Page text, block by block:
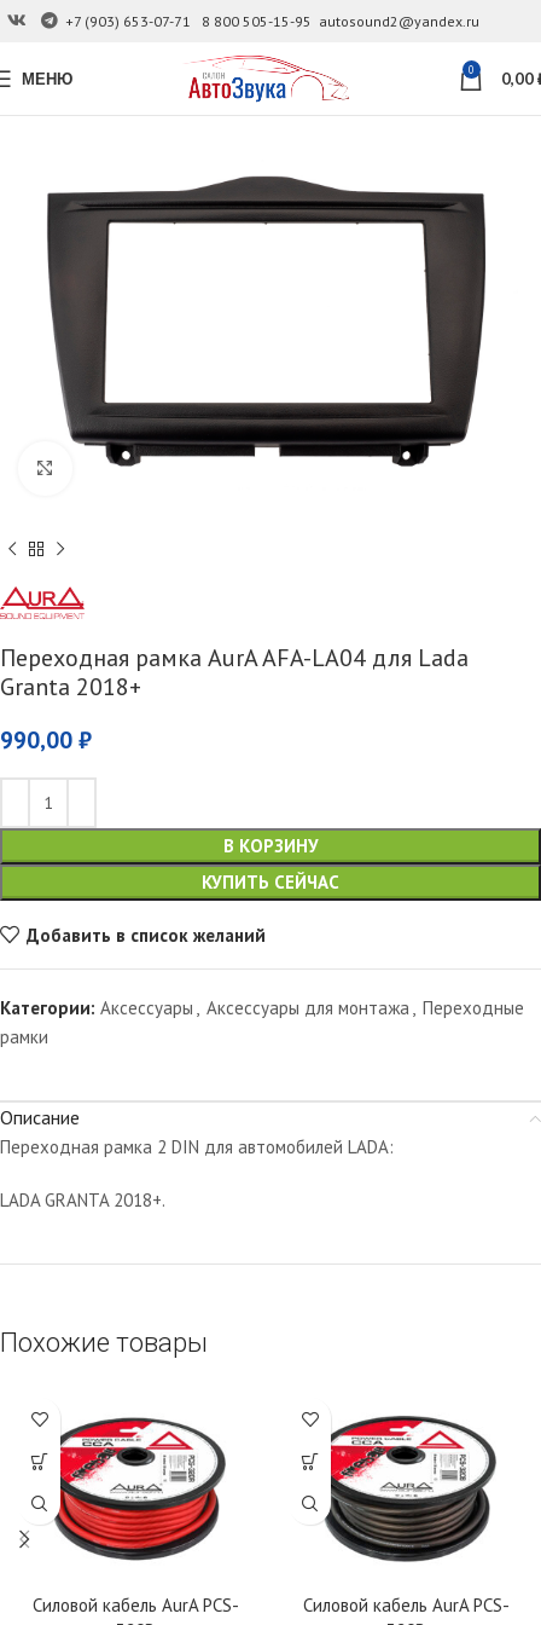
+7 (903) 653-07-71 8 800 505-15-95 autosound2@yandex.ru
МЕНЮ 0 0,00
Увеличить
Переходная рамка AurA AFA-LA04 для Lada
Granta 2018+
990,00 ₽
В КОРЗИНУ
КУПИТЬ СЕЙЧАС
Добавить в список желаний
Категории: Аксессуары , Аксессуары для монтажа , Переходные
рамки
Описание
Переходная рамка 2 DIN для автомобилей LADA:
LADA GRANTA 2018+.
Похожие товары
Силовой кабель AurA PCS-
Силовой кабель AurA PCS-